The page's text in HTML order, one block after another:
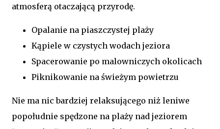
atmosferą otaczającą przyrodę.
Opalanie na piaszczystej plaży
Kąpiele w czystych wodach jeziora
Spacerowanie po malowniczych okolicach
Piknikowanie na świeżym powietrzu
Nie ma nic bardziej relaksującego niż leniwe
popołudnie spędzone na plaży nad jeziorem